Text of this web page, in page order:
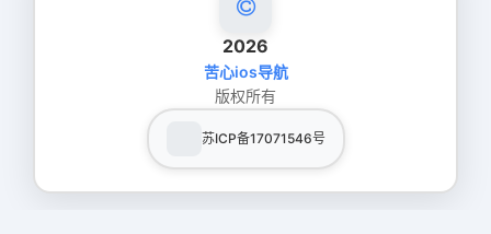
2026
苦心ios导航
版权所有
苏ICP备17071546号